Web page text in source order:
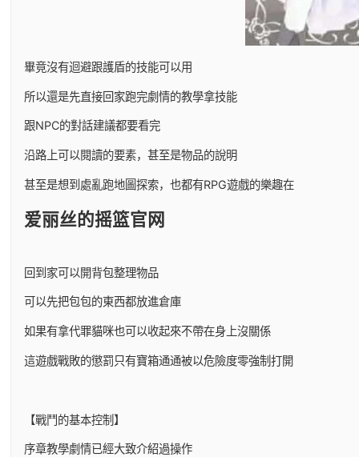
畢竟沒有迴避跟護盾的技能可以用
所以還是先直接回家跑完劇情的教學拿技能
跟NPC的對話建議都要看完
沿路上可以閱讀的要素，甚至是物品的說明
甚至是想到處亂跑地圖探索，也都有RPG遊戲的樂趣在
爱丽丝的摇篮官网
回到家可以開背包整理物品
可以先把包包的東西都放進倉庫
如果有拿代罪貓咪也可以收起來不帶在身上沒關係
這遊戲戰敗的懲罰只有寶箱通通被以危險度零強制打開
【戰鬥的基本控制】
序章教學劇情已經大致介紹過操作